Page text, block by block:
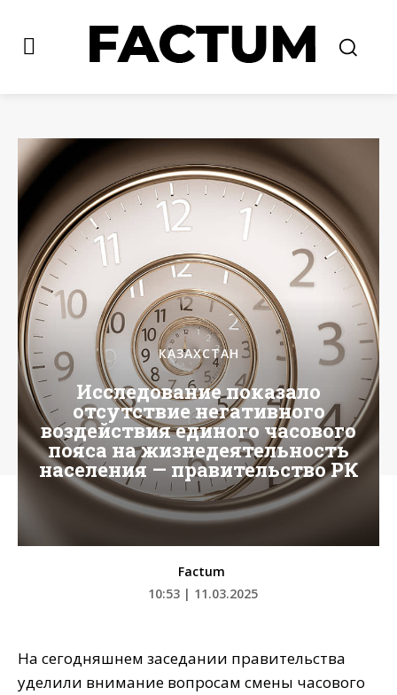
КАЗАХСТАН
Исследование показало
отсутствие негативного
воздействия единого часового
пояса на жизнедеятельность
населения — правительство РК
Factum
10:53 | 11.03.2025
На сегодняшнем заседании правительства
уделили внимание вопросам смены часового